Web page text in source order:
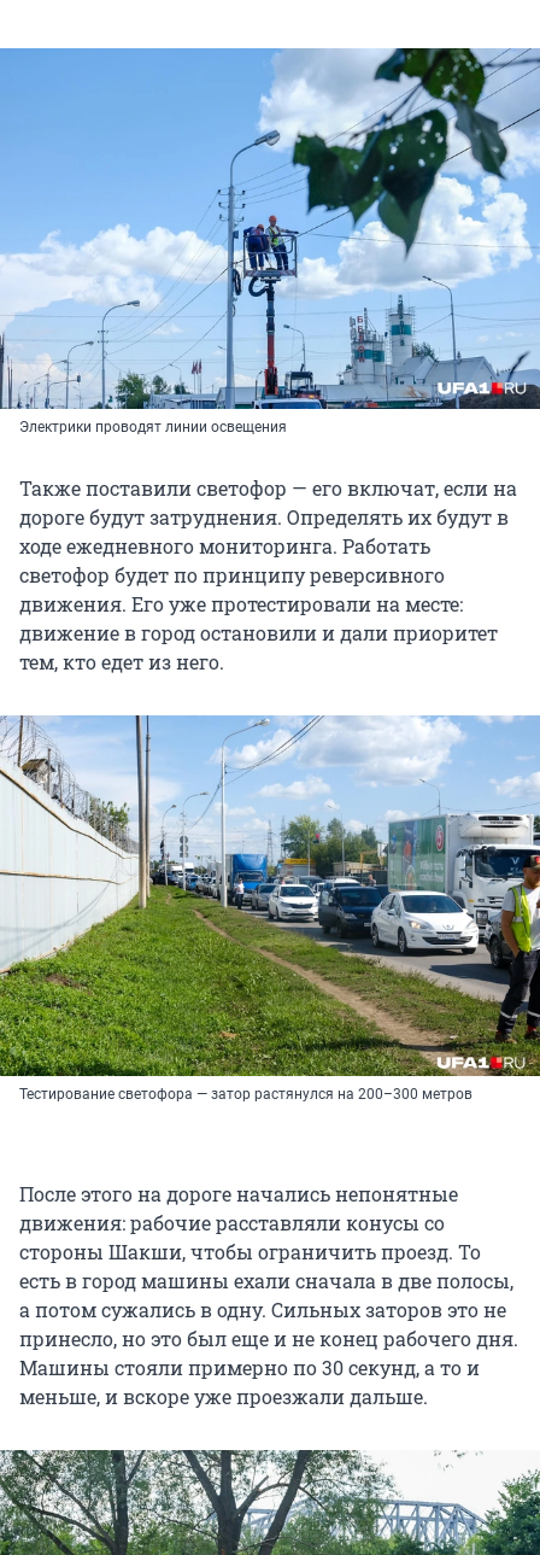
Электрики проводят линии освещения
Также поставили светофор — его включат, если на
дороге будут затруднения. Определять их будут в
ходе ежедневного мониторинга. Работать
светофор будет по принципу реверсивного
движения. Его уже протестировали на месте:
движение в город остановили и дали приоритет
тем, кто едет из него.
Тестирование светофора — затор растянулся на 200–300 метров
После этого на дороге начались непонятные
движения: рабочие расставляли конусы со
стороны Шакши, чтобы ограничить проезд. То
есть в город машины ехали сначала в две полосы,
а потом сужались в одну. Сильных заторов это не
принесло, но это был еще и не конец рабочего дня.
Машины стояли примерно по 30 секунд, а то и
меньше, и вскоре уже проезжали дальше.